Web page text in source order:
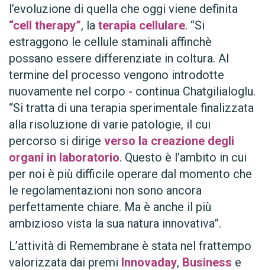
l’evoluzione di quella che oggi viene definita
“cell therapy”, la terapia cellulare. “Si
estraggono le cellule staminali affinchè
possano essere differenziate in coltura. Al
termine del processo vengono introdotte
nuovamente nel corpo - continua Chatgilialoglu.
“Si tratta di una terapia sperimentale finalizzata
alla risoluzione di varie patologie, il cui
percorso si dirige verso la creazione degli
organi in laboratorio. Questo è l’ambito in cui
per noi è più difficile operare dal momento che
le regolamentazioni non sono ancora
perfettamente chiare. Ma è anche il più
ambizioso vista la sua natura innovativa”.
L’attività di Remembrane è stata nel frattempo
valorizzata dai premi Innovaday, Business e